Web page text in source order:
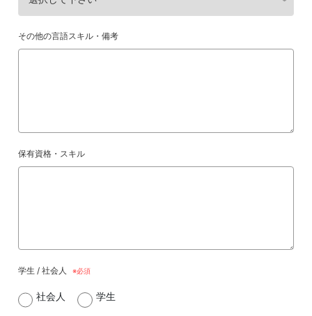
その他の言語スキル・備考
保有資格・スキル
学生 / 社会人
社会人 学生